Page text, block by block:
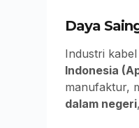
Daya
Industri
Indonesia
manufaktur,
dalam negeri